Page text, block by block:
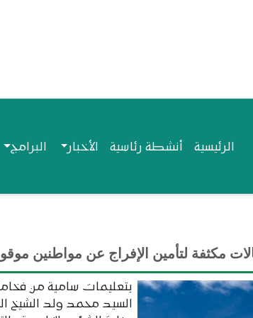
Navigationالرئيسية أنشطة رئاسية الأخبار البرامج
مكثفة لتأمين الإفراج عن مواطنين
بتعليمات سامية من
السيد محمد ولد الشيخ